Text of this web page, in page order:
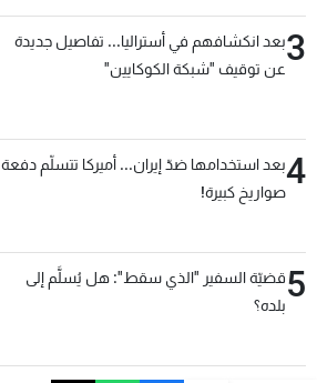
3بعد انكشافهم في أستراليا... تفاصيل جديدة
عن توقيف "شبكة الكوكايين"
4بعد استخدامها ضدّ إيران... أميركا تتسلّم دفعة
صواريخ كبيرة!
5قضيّة السفير "الذي سقط": هل يُسلَّم إلى
بلده؟